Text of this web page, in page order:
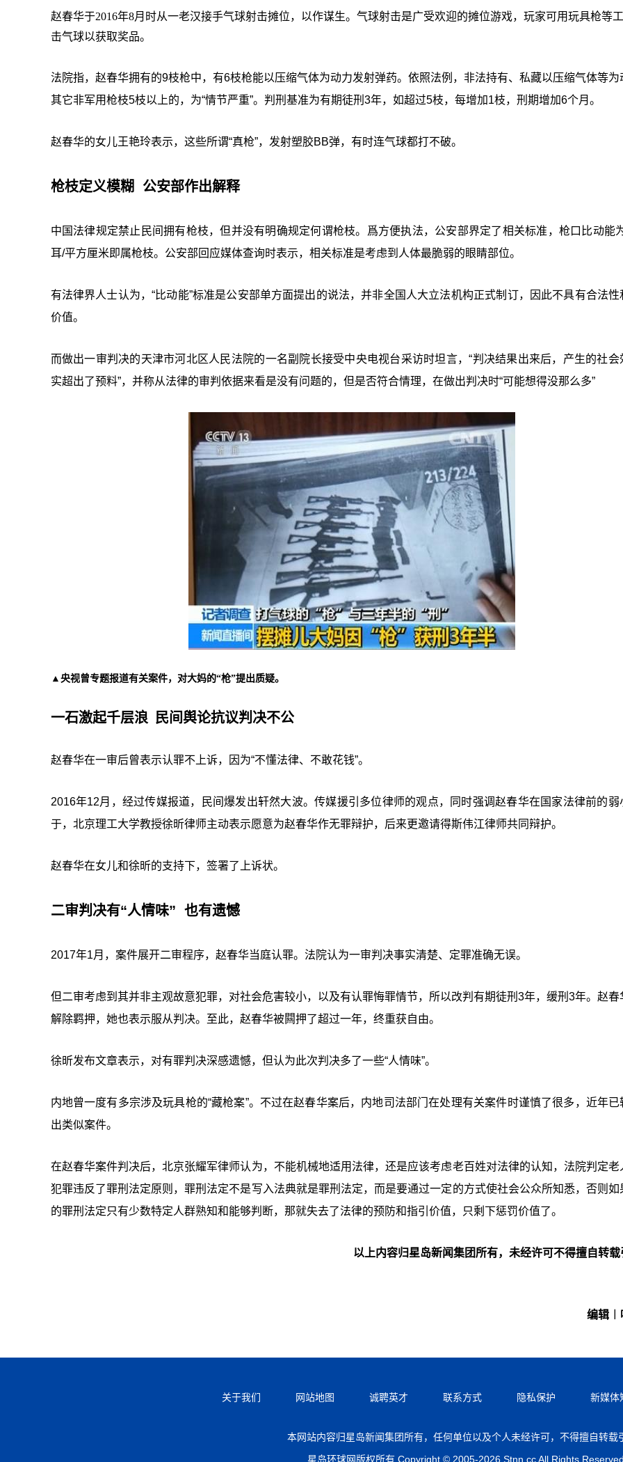
赵春华于2016年8月时从一老汉接手气球射击摊位，以作谋生。气球射击是广受欢迎的摊位游戏，玩家可用玩具枪等
击气球以获取奖品。
法院指，赵春华拥有的9枝枪中，有6枝枪能以压缩气体为动力发射弹药。依照法例，非法持有、私藏以压缩气体等为
其它非军用枪枝5枝以上的，为“情节严重”。判刑基准为有期徒刑3年，如超过5枝，每增加1枝，刑期增加6个月。
赵春华的女儿王艳玲表示，这些所谓“真枪”，发射塑胶BB弹，有时连气球都打不破。
枪枝定义模糊 公安部作出解释
中国法律规定禁止民间拥有枪枝，但并没有明确规定何谓枪枝。爲方便执法，公安部界定了相关标准，枪口比动能
耳/平方厘米即属枪枝。公安部回应媒体查询时表示，相关标准是考虑到人体最脆弱的眼睛部位。
有法律界人士认为，“比动能”标准是公安部单方面提出的说法，并非全国人大立法机构正式制订，因此不具有合法性
价值。
而做出一审判决的天津市河北区人民法院的一名副院长接受中央电视台采访时坦言，“判决结果出来后，产生的社会
实超出了预料”，并称从法律的审判依据来看是没有问题的，但是否符合情理，在做出判决时“可能想得没那么多”
▲央视曾专题报道有关案件，对大妈的“枪”提出质疑。
一石激起千层浪 民间舆论抗议判决不公
赵春华在一审后曾表示认罪不上诉，因为“不懂法律、不敢花钱”。
2016年12月，经过传媒报道，民间爆发出轩然大波。传媒援引多位律师的观点，同时强调赵春华在国家法律前的弱
于，北京理工大学教授徐昕律师主动表示愿意为赵春华作无罪辩护，后来更邀请得斯伟江律师共同辩护。
赵春华在女儿和徐昕的支持下，签署了上诉状。
二审判决有“人情味” 也有遗憾
2017年1月，案件展开二审程序，赵春华当庭认罪。法院认为一审判决事实清楚、定罪准确无误。
但二审考虑到其并非主观故意犯罪，对社会危害较小，以及有认罪悔罪情节，所以改判有期徒刑3年，缓刑3年。赵春
解除羁押，她也表示服从判决。至此，赵春华被闗押了超过一年，终重获自由。
徐昕发布文章表示，对有罪判决深感遗憾，但认为此次判决多了一些“人情味”。
内地曾一度有多宗涉及玩具枪的“藏枪案”。不过在赵春华案后，内地司法部门在处理有关案件时谨慎了很多，近年已
出类似案件。
在赵春华案件判决后，北京张耀军律师认为，不能机械地适用法律，还是应该考虑老百姓对法律的认知，法院判定老
犯罪违反了罪刑法定原则，罪刑法定不是写入法典就是罪刑法定，而是要通过一定的方式使社会公众所知悉，否则如
的罪刑法定只有少数特定人群熟知和能够判断，那就失去了法律的预防和指引价值，只剩下惩罚价值了。
以上内容归星岛新闻集团所有，未经许可不得擅自转载
编辑︱
关于我们 网站地图 诚聘英才 联系方式 隐私保护 新媒体
本网站内容归星岛新闻集团所有，任何单位以及个人未经许可，不得擅自转载
星岛环球网版权所有 Copyright © 2005-2026 Stnn.cc All Rights